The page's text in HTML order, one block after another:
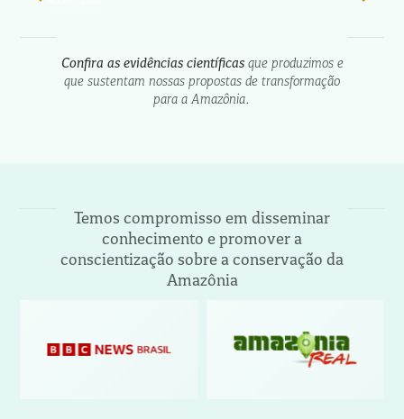
Confira as evidências científicasque produzimos e
que sustentam nossas propostas de transformação
para a Amazônia.
Temos compromisso em disseminar
conhecimento e promover a
conscientização sobre a conservação da
Amazônia